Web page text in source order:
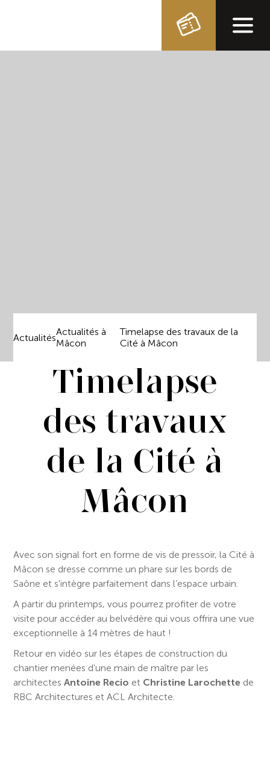
ActualitésActualités à
Mâcon
Timelapse des travaux de la
Cité à Mâcon
Timelapse
des travaux
de la Cité à
Mâcon
Avec son signal fort en forme de vis de pressoir, la Cité à
Mâcon se dresse comme un phare sur les bords de
Saône et s'intègre parfaitement dans l’espace urbain.
A partir du printemps, vous pourrez profiter de votre
visite pour accéder au belvédère qui vous offrira une vue
exceptionnelle à 14 mètres de haut !
Retour en vidéo sur les étapes de construction du
chantier menées d'une main de maître par les
architectesAntoine Recio et Christine Larochette de
RBC Architectures et ACL Architecte.